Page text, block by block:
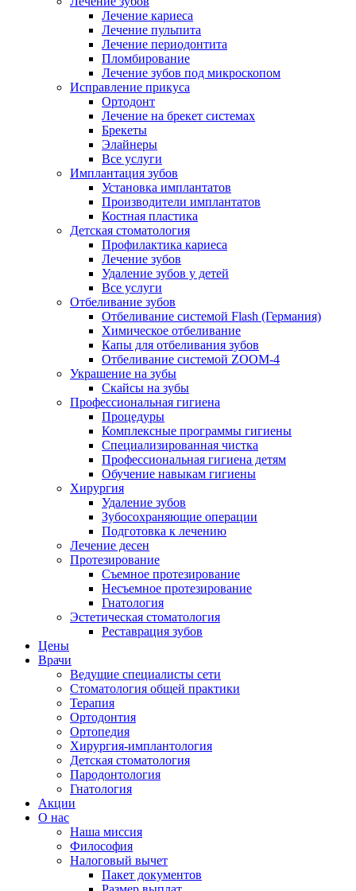
Лечение кариеса
Лечение пульпита
Лечение периодонтита
Пломбирование
Лечение зубов под микроскопом
Исправление прикуса
Ортодонт
Лечение на брекет системах
Брекеты
Элайнеры
Все услуги
Имплантация зубов
Установка имплантатов
Производители имплантатов
Костная пластика
Детская стоматология
Профилактика кариеса
Лечение зубов
Удаление зубов у детей
Все услуги
Отбеливание зубов
Отбеливание системой Flash (Германия)
Химическое отбеливание
Капы для отбеливания зубов
Отбеливание системой ZOOM-4
Украшение на зубы
Скайсы на зубы
Профессиональная гигиена
Процедуры
Комплексные программы гигиены
Специализированная чистка
Профессиональная гигиена детям
Обучение навыкам гигиены
Хирургия
Удаление зубов
Зубосохраняющие операции
Подготовка к лечению
Лечение десен
Протезирование
Съемное протезирование
Несъемное протезирование
Гнатология
Эстетическая стоматология
Реставрация зубов
Цены
Врачи
Ведущие специалисты сети
Стоматология общей практики
Терапия
Ортодонтия
Ортопедия
Хирургия-имплантология
Детская стоматология
Пародонтология
Гнатология
Акции
О нас
Наша миссия
Философия
Налоговый вычет
Пакет документов